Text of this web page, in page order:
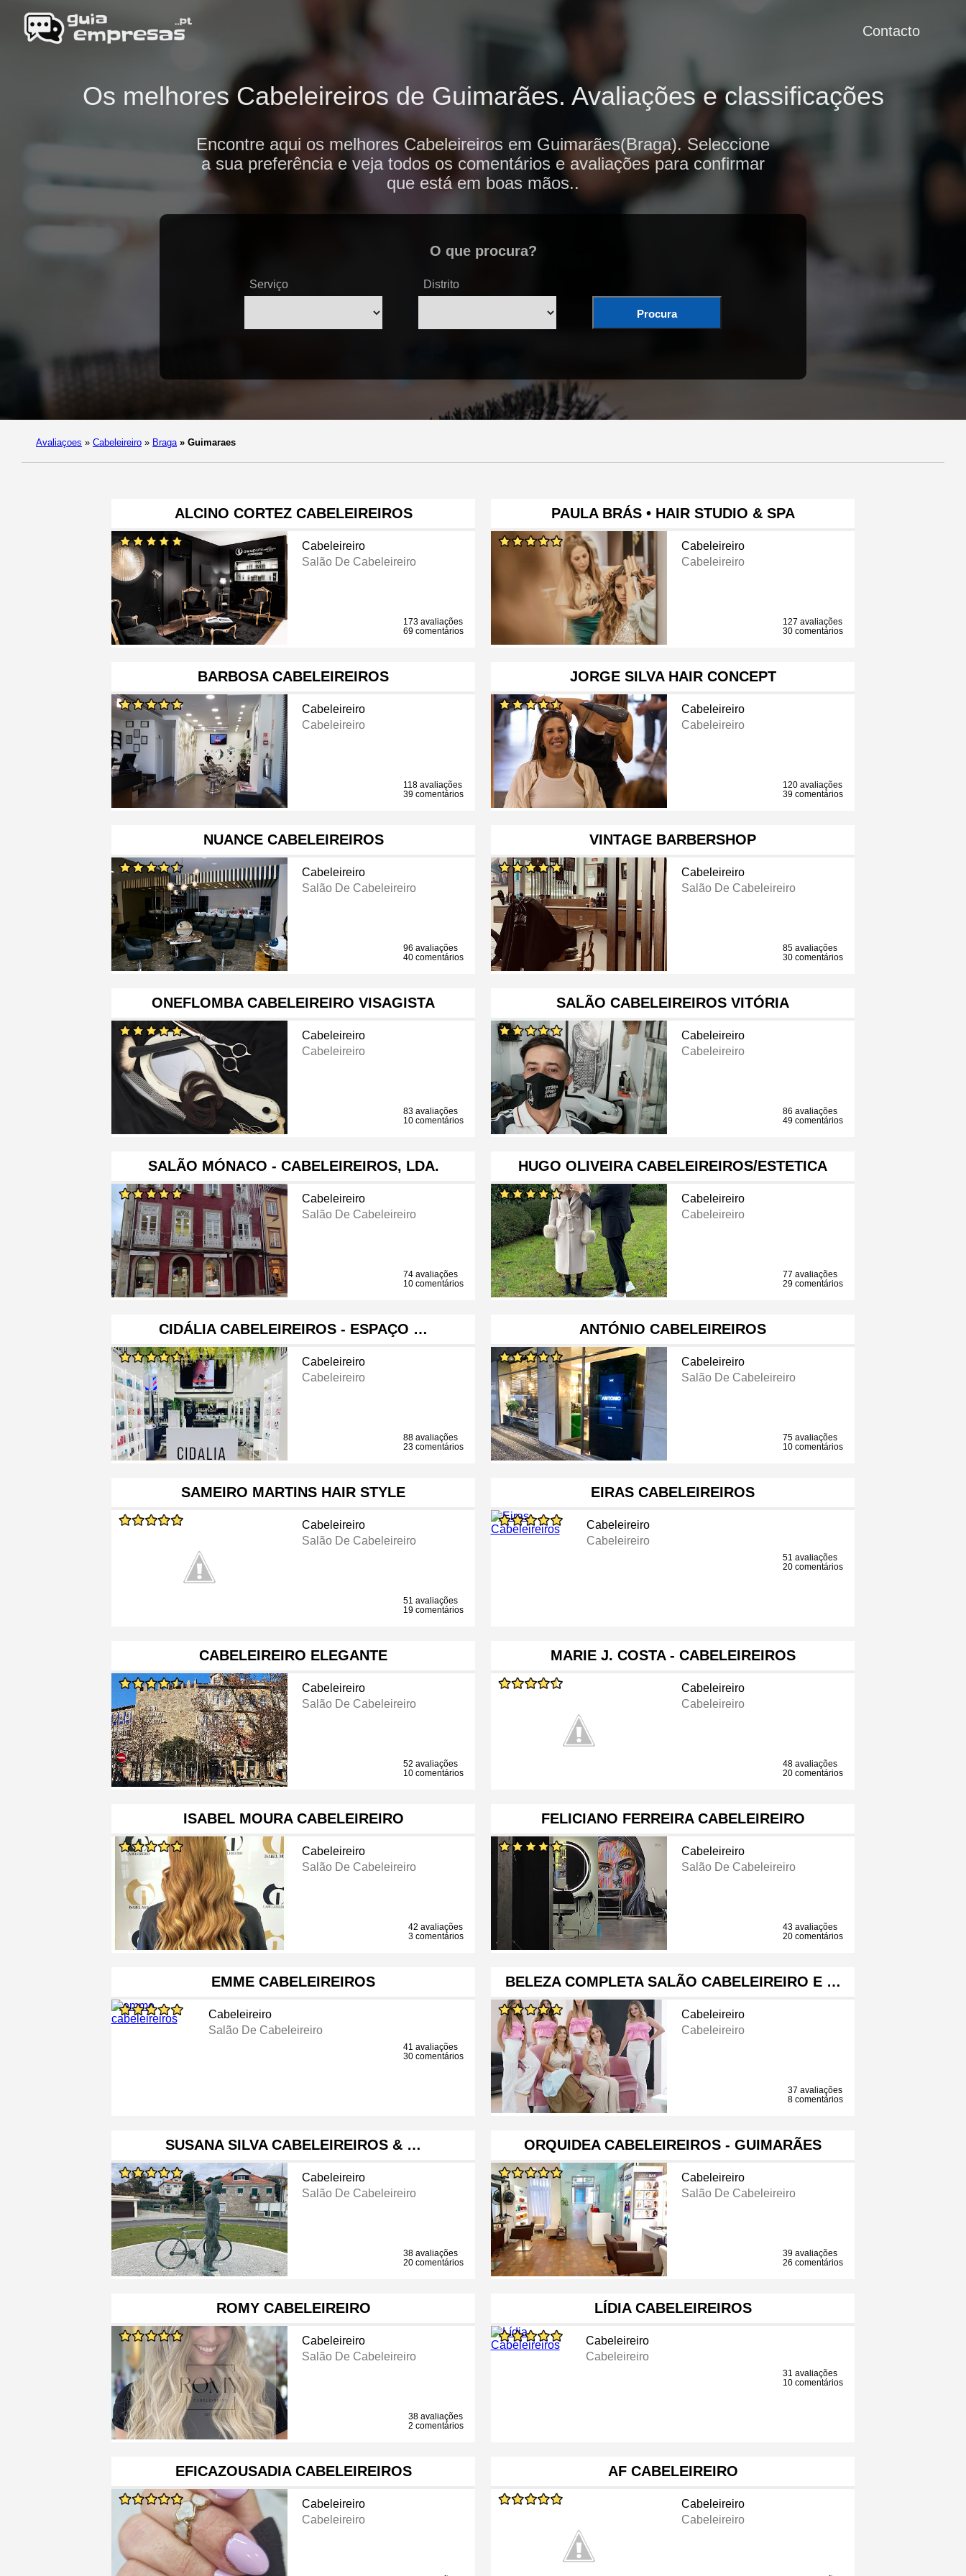
Contacto
Os melhores Cabeleireiros de Guimarães. Avaliações e classificações
Encontre aqui os melhores Cabeleireiros em Guimarães(Braga). Seleccione
a sua preferência e veja todos os comentários e avaliações para confirmar
que está em boas mãos..
O que procura?
Serviço Distrito
Procura
Avaliaçoes » Cabeleireiro » Braga » Guimaraes
ALCINO CORTEZ CABELEIREIROS
Cabeleireiro
Salão De Cabeleireiro
173 avaliações
69 comentários
PAULA BRÁS • HAIR STUDIO & SPA
Cabeleireiro
Cabeleireiro
127 avaliações
30 comentários
BARBOSA CABELEIREIROS
Cabeleireiro
Cabeleireiro
118 avaliações
39 comentários
JORGE SILVA HAIR CONCEPT
Cabeleireiro
Cabeleireiro
120 avaliações
39 comentários
NUANCE CABELEIREIROS
Cabeleireiro
Salão De Cabeleireiro
96 avaliações
40 comentários
VINTAGE BARBERSHOP
Cabeleireiro
Salão De Cabeleireiro
85 avaliações
30 comentários
ONEFLOMBA CABELEIREIRO VISAGISTA
Cabeleireiro
Cabeleireiro
83 avaliações
10 comentários
SALÃO CABELEIREIROS VITÓRIA
Cabeleireiro
Cabeleireiro
86 avaliações
49 comentários
SALÃO MÓNACO - CABELEIREIROS, LDA.
Cabeleireiro
Salão De Cabeleireiro
74 avaliações
10 comentários
HUGO OLIVEIRA CABELEIREIROS/ESTETICA
Cabeleireiro
Cabeleireiro
77 avaliações
29 comentários
CIDÁLIA CABELEIREIROS - ESPAÇO …
Cabeleireiro
Cabeleireiro
88 avaliações
23 comentários
ANTÓNIO CABELEIREIROS
Cabeleireiro
Salão De Cabeleireiro
75 avaliações
10 comentários
SAMEIRO MARTINS HAIR STYLE
Cabeleireiro
Salão De Cabeleireiro
51 avaliações
19 comentários
EIRAS CABELEIREIROS
Cabeleireiro
Cabeleireiro
51 avaliações
20 comentários
CABELEIREIRO ELEGANTE
Cabeleireiro
Salão De Cabeleireiro
52 avaliações
10 comentários
MARIE J. COSTA - CABELEIREIROS
Cabeleireiro
Cabeleireiro
48 avaliações
20 comentários
ISABEL MOURA CABELEIREIRO
Cabeleireiro
Salão De Cabeleireiro
42 avaliações
3 comentários
FELICIANO FERREIRA CABELEIREIRO
Cabeleireiro
Salão De Cabeleireiro
43 avaliações
20 comentários
EMME CABELEIREIROS
Cabeleireiro
Salão De Cabeleireiro
41 avaliações
30 comentários
BELEZA COMPLETA SALÃO CABELEIREIRO E …
Cabeleireiro
Cabeleireiro
37 avaliações
8 comentários
SUSANA SILVA CABELEIREIROS & …
Cabeleireiro
Salão De Cabeleireiro
38 avaliações
20 comentários
ORQUIDEA CABELEIREIROS - GUIMARÃES
Cabeleireiro
Salão De Cabeleireiro
39 avaliações
26 comentários
ROMY CABELEIREIRO
Cabeleireiro
Salão De Cabeleireiro
38 avaliações
2 comentários
LÍDIA CABELEIREIROS
Cabeleireiro
Cabeleireiro
31 avaliações
10 comentários
EFICAZOUSADIA CABELEIREIROS
Cabeleireiro
Cabeleireiro
AF CABELEIREIRO
Cabeleireiro
Cabeleireiro